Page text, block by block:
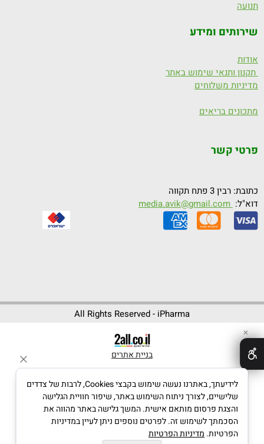
תנועה
שירותים ומידע
אודות
תקנון ותנאי שימוש באתר
מדיניות משלוחים
מתכונים בריאים
פרטי קשר
כתובת: רבין 3 פתח תקווה
דוא"ל:
All Rights Reserved - iPharma
בניית אתרים
✕
לידיעתך, באתרנו נעשה שימוש בקבצי Cookies, לרבות של צדדים
שלישיים, לצורך ניתוח השימוש באתר, שיפור חוויית הגלישה
והצגת פרסום מותאם אישית. המשך גלישה באתר מהווה את
הסכמתך לשימוש זה. לפרטים נוספים ניתן לעיין במדיניות
הפרטיות. מדיניות הפרטיות